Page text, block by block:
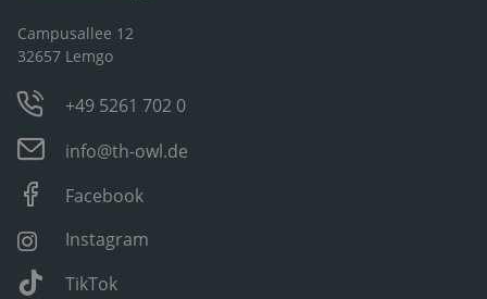
Campusallee 12
32657 Lemgo
+49 5261 702 0
info@th-owl.de
Facebook
Instagram
TikTok